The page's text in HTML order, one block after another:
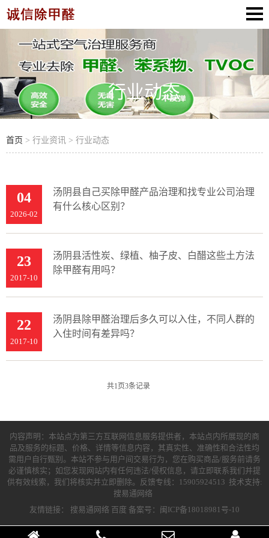
行业动态
首页 > 行业资讯 > 行业动态
04
2026-02
汤阴县自己买除甲醛产品治理和找专业公司治理
有什么核心区别？
23
2017-10
汤阴县活性炭、绿植、柚子皮、白醋这些土方法
除甲醛有用吗？
22
2017-10
汤阴县除甲醛治理后多久可以入住，不同人群的
入住时间有差异吗？
共1 页3条记录
内容声明：本站点为第三方互联网信息服务提供者，本站点内所展现的商
品及服务的标题、价格、详情等信息内容，其真实性、准确性和合法性均
需用户自行甄别。本站不参与用户间交易行为，您在购买商品/服务前请务
必谨慎核实；如您发现网站内有任何违法/侵权信息，请立即联系我们并提
供有效线索，我们将核实并立即删除。反馈专线：15905924513 技术支持:
搜易通网络
友情链接： 搜易通网络 百度 备案号：闽ICP备18018981号-10